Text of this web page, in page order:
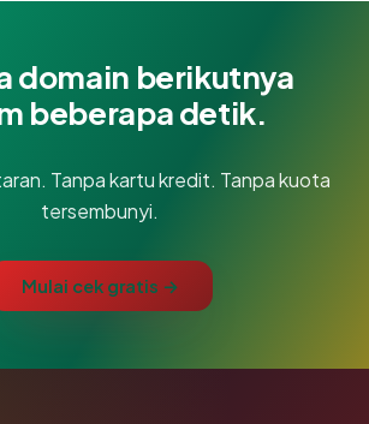
domain berikutnya
beberapa detik.
Tanpa kartu kredit. Tanpa kuota
tersembunyi.
Mulai cek gratis →